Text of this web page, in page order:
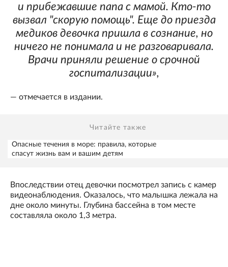
и прибежавшие папа с мамой. Кто-то
вызвал "скорую помощь". Еще до приезда
медиков девочка пришла в сознание, но
ничего не понимала и не разговаривала.
Врачи приняли решение о срочной
госпитализации»,
— отмечается в издании.
Читайте также
Опасные течения в море: правила, которые
спасут жизнь вам и вашим детям
Впоследствии отец девочки посмотрел запись с камер
видеонаблюдения. Оказалось, что малышка лежала на
дне около минуты. Глубина бассейна в том месте
составляла около 1,3 метра.